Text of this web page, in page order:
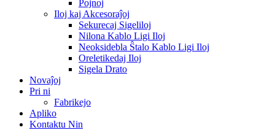
Pojnoj
Iloj kaj Akcesoraĵoj
Sekurecaj Sigeliloj
Nilona Kablo Ligi Iloj
Neoksidebla Ŝtalo Kablo Ligi Iloj
Oreletikedaj Iloj
Sigela Drato
Novaĵoj
Pri ni
Fabrikejo
Apliko
Kontaktu Nin